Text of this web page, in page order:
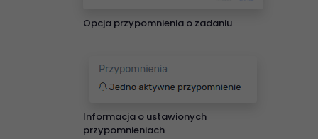
Opcja przypomnienia o zadaniu
Informacja o ustawionych
przypomnieniach